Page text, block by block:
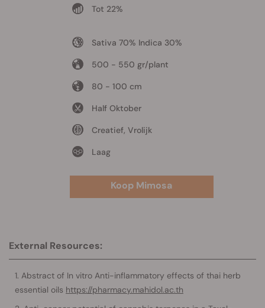
Tot 22%
Sativa 70% Indica 30%
500 - 550 gr/plant
80 - 100 cm
Half Oktober
Creatief, Vrolijk
Laag
Koop Mimosa
External Resources:
Abstract of In vitro Anti-inflammatory effects of thai herb
essential oils https://pharmacy.mahidol.ac.th